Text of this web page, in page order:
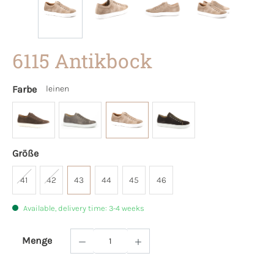
6115 Antikbock
Farbe leinen
Größe
41 42 43 44 45 46
Available, delivery time: 3-4 weeks
Menge
Product Quantity: Enter the desired